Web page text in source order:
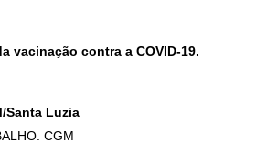
vacinação contra a COVID-19.
Santa Luzia
CGM